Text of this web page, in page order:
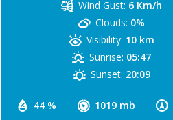
44 % 1019 mb
Wind Gust: 6 Km/h
Clouds: 0%
Visibility: 10 km
Sunrise: 05:47
Sunset: 20:09